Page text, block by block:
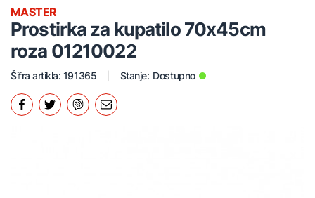
Prostirka za kupatilo 70x45cm
roza 01210022
MASTER
Šifra artikla: 191365 Stanje: Dostupno